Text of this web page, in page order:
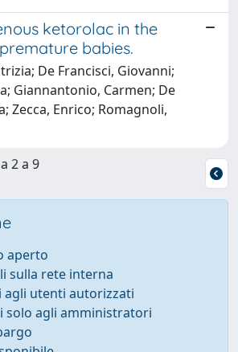
ketorolac in the
babies.
De Francisci, Giovanni;
Giannantonio, Carmen; De
Zecca, Enrico; Romagnoli,
2 a 9
aperto
sulla rete interna
agli utenti autorizzati
solo agli amministratori